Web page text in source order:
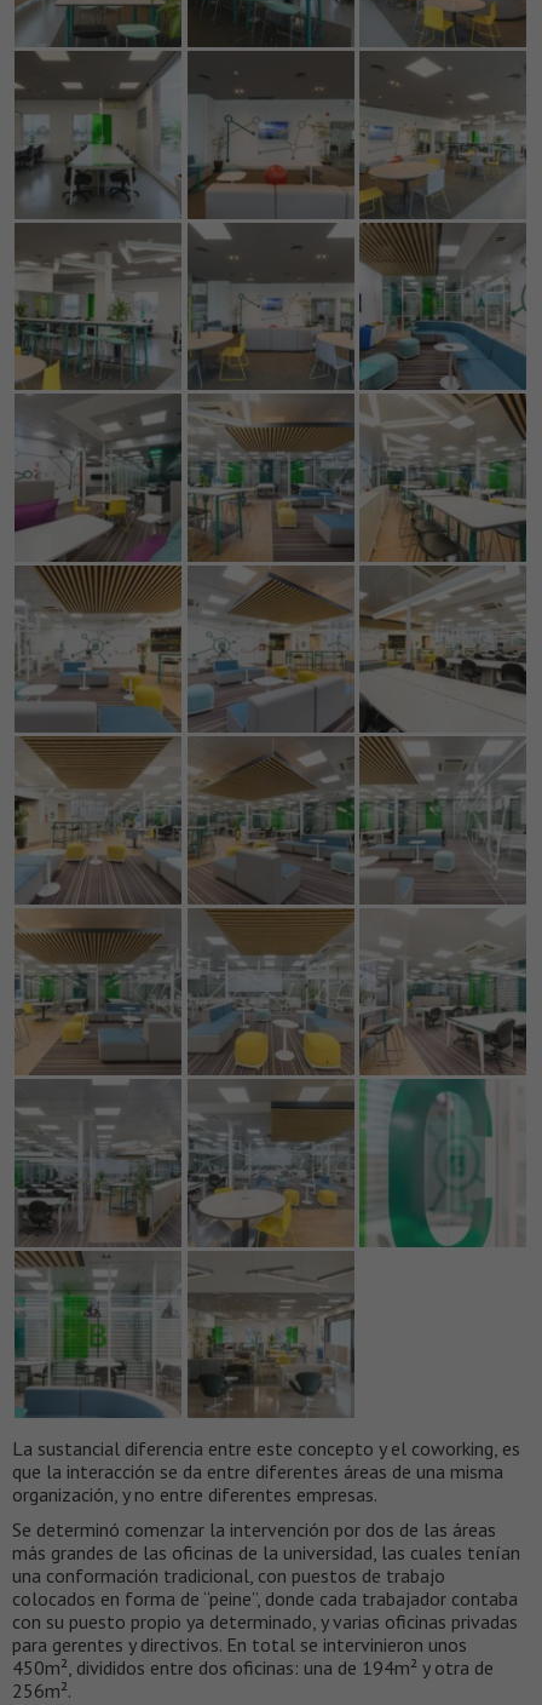
La sustancial diferencia entre este concepto y el coworking, es
que la interacción se da entre diferentes áreas de una misma
organización, y no entre diferentes empresas.
Se determinó comenzar la intervención por dos de las áreas
más grandes de las oficinas de la universidad, las cuales tenían
una conformación tradicional, con puestos de trabajo
colocados en forma de “peine”, donde cada trabajador contaba
con su puesto propio ya determinado, y varias oficinas privadas
para gerentes y directivos. En total se intervinieron unos
450m², divididos entre dos oficinas: una de 194m² y otra de
256m².